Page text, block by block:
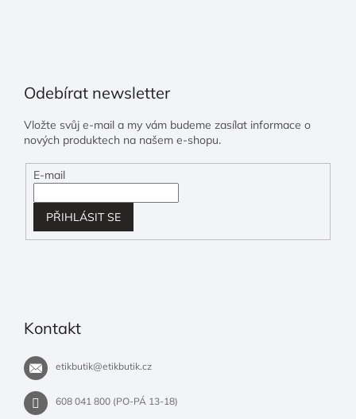
Odebírat newsletter
Vložte svůj e-mail a my vám budeme zasílat informace o
nových produktech na našem e-shopu.
E-mail
PŘIHLÁSIT SE
Kontakt
etikbutik@etikbutik.cz
608 041 800 (PO-PÁ 13-18)